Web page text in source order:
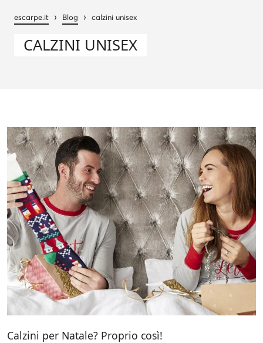
escarpe.it › Blog › calzini unisex
CALZINI UNISEX
Calzini per Natale? Proprio così!